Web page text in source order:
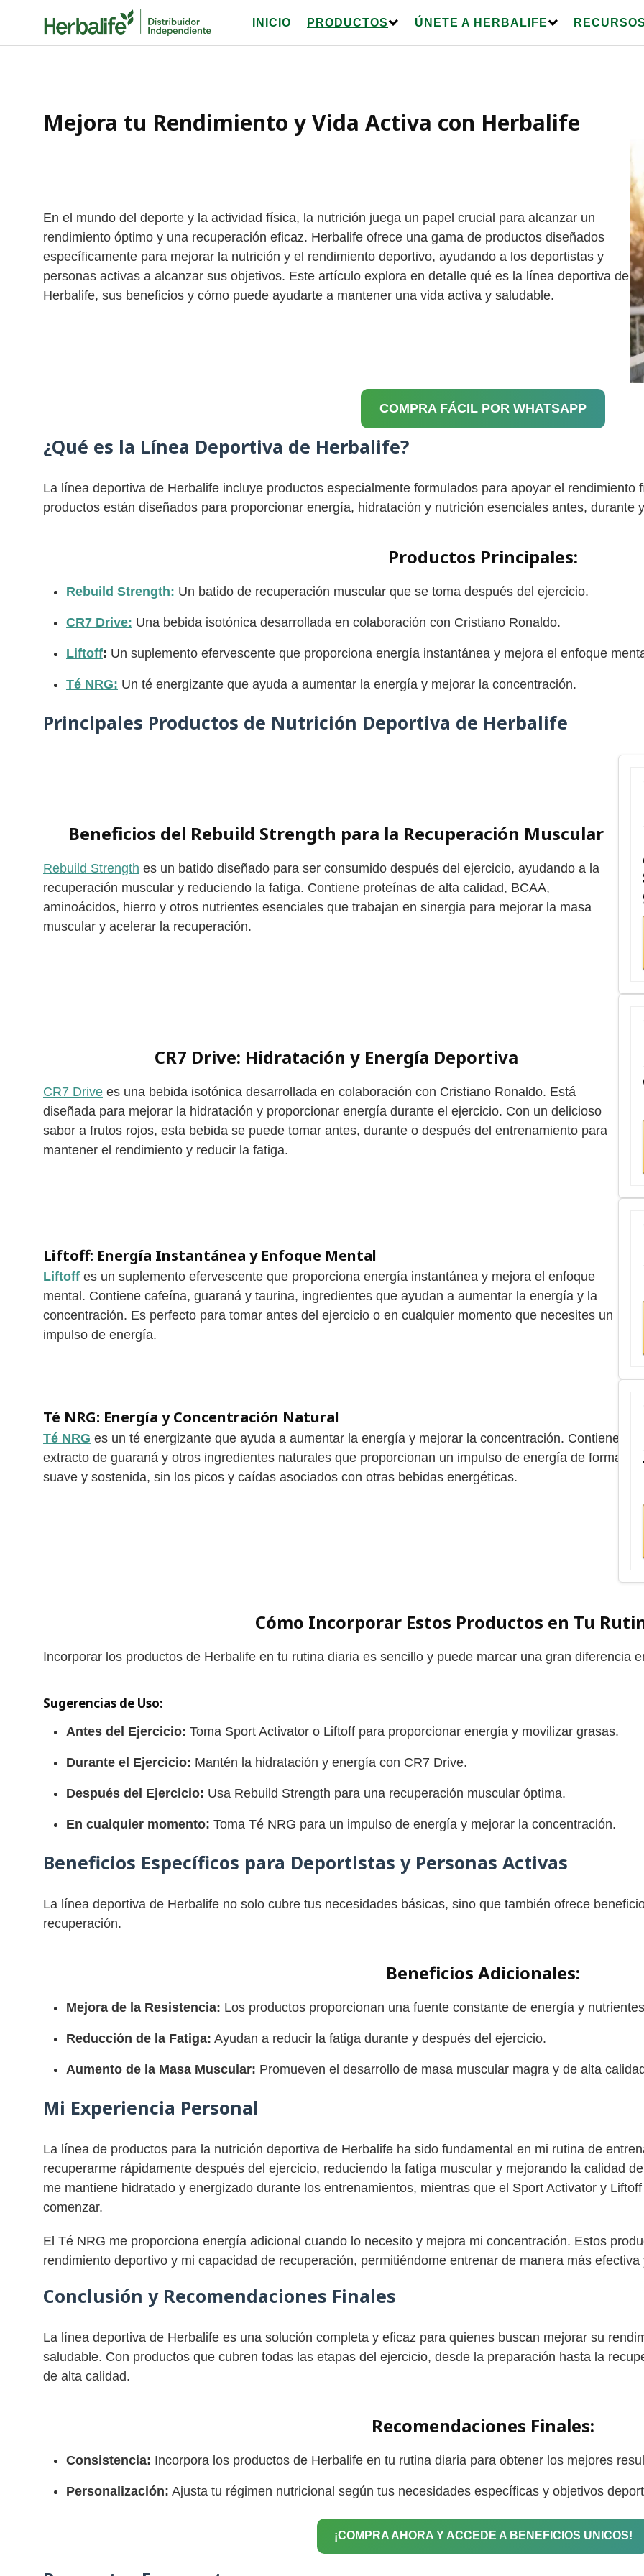
INICIO PRODUCTOS ÚNETE A HERBALIFE
Mejora tu Rendimiento y Vida Activa con Herbalife
En el mundo del deporte y la actividad física, la nutrición juega un papel crucial para alcanzar un
rendimiento óptimo y una recuperación eficaz. Herbalife ofrece una gama de productos diseñados
específicamente para mejorar la nutrición y el rendimiento deportivo, ayudando a los deportistas y
personas activas a alcanzar sus objetivos. Este artículo explora en detalle qué es la línea deportiva de
Herbalife, sus beneficios y cómo puede ayudarte a mantener una vida activa y saludable.
COMPRA FÁCIL POR WHATSAPP
¿Qué es la Línea Deportiva de Herbalife?
La línea deportiva de Herbalife incluye productos especialmente formulados para apoyar el rendimiento
productos están diseñados para proporcionar energía, hidratación y nutrición esenciales antes, durante
Productos Principales:
Rebuild Strength: Un batido de recuperación muscular que se toma después del ejercicio.
CR7 Drive: Una bebida isotónica desarrollada en colaboración con Cristiano Ronaldo.
Liftoff: Un suplemento efervescente que proporciona energía instantánea y mejora el enfoque
Té NRG: Un té energizante que ayuda a aumentar la energía y mejorar la concentración.
Principales Productos de Nutrición Deportiva de Herbalife
Beneficios del Rebuild Strength para la Recuperación Muscular
Rebuild Strength es un batido diseñado para ser consumido después del ejercicio, ayudando a la
recuperación muscular y reduciendo la fatiga. Contiene proteínas de alta calidad, BCAA,
aminoácidos, hierro y otros nutrientes esenciales que trabajan en sinergia para mejorar la masa
muscular y acelerar la recuperación.
CR7 Drive: Hidratación y Energía Deportiva
CR7 Drive es una bebida isotónica desarrollada en colaboración con Cristiano Ronaldo. Está
diseñada para mejorar la hidratación y proporcionar energía durante el ejercicio. Con un delicioso
sabor a frutos rojos, esta bebida se puede tomar antes, durante o después del entrenamiento para
mantener el rendimiento y reducir la fatiga.
Liftoff: Energía Instantánea y Enfoque Mental
Liftoff es un suplemento efervescente que proporciona energía instantánea y mejora el enfoque
mental. Contiene cafeína, guaraná y taurina, ingredientes que ayudan a aumentar la energía y la
concentración. Es perfecto para tomar antes del ejercicio o en cualquier momento que necesites un
impulso de energía.
Té NRG: Energía y Concentración Natural
Té NRG es un té energizante que ayuda a aumentar la energía y mejorar la concentración. Contiene
extracto de guaraná y otros ingredientes naturales que proporcionan un impulso de energía de forma
suave y sostenida, sin los picos y caídas asociados con otras bebidas energéticas.
Cómo Incorporar Estos Productos en Tu
Incorporar los productos de Herbalife en tu rutina diaria es sencillo y puede marcar una gran diferencia
Sugerencias de Uso:
Antes del Ejercicio: Toma Sport Activator o Liftoff para proporcionar energía y movilizar grasas.
Durante el Ejercicio: Mantén la hidratación y energía con CR7 Drive.
Después del Ejercicio: Usa Rebuild Strength para una recuperación muscular óptima.
En cualquier momento: Toma Té NRG para un impulso de energía y mejorar la concentración.
Beneficios Específicos para Deportistas y Personas Activas
La línea deportiva de Herbalife no solo cubre tus necesidades básicas, sino que también ofrece
recuperación.
Beneficios Adicionales:
Mejora de la Resistencia: Los productos proporcionan una fuente constante de energía y
Reducción de la Fatiga: Ayudan a reducir la fatiga durante y después del ejercicio.
Aumento de la Masa Muscular: Promueven el desarrollo de masa muscular magra y de alta
Mi Experiencia Personal
La línea de productos para la nutrición deportiva de Herbalife ha sido fundamental en mi rutina de
recuperarme rápidamente después del ejercicio, reduciendo la fatiga muscular y mejorando la calidad
me mantiene hidratado y energizado durante los entrenamientos, mientras que el Sport Activator y
comenzar.
El Té NRG me proporciona energía adicional cuando lo necesito y mejora mi concentración. Estos
rendimiento deportivo y mi capacidad de recuperación, permitiéndome entrenar de manera más
Conclusión y Recomendaciones Finales
La línea deportiva de Herbalife es una solución completa y eficaz para quienes buscan mejorar su
saludable. Con productos que cubren todas las etapas del ejercicio, desde la preparación hasta la
de alta calidad.
Recomendaciones Finales:
Consistencia: Incorpora los productos de Herbalife en tu rutina diaria para obtener los mejores
Personalización: Ajusta tu régimen nutricional según tus necesidades específicas y objetivos
¡COMPRA AHORA Y ACCEDE A BENEFICIOS UNICOS!